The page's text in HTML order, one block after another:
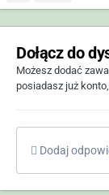
Dołącz do
Możesz dodać
posiadasz już konto,
Dodaj